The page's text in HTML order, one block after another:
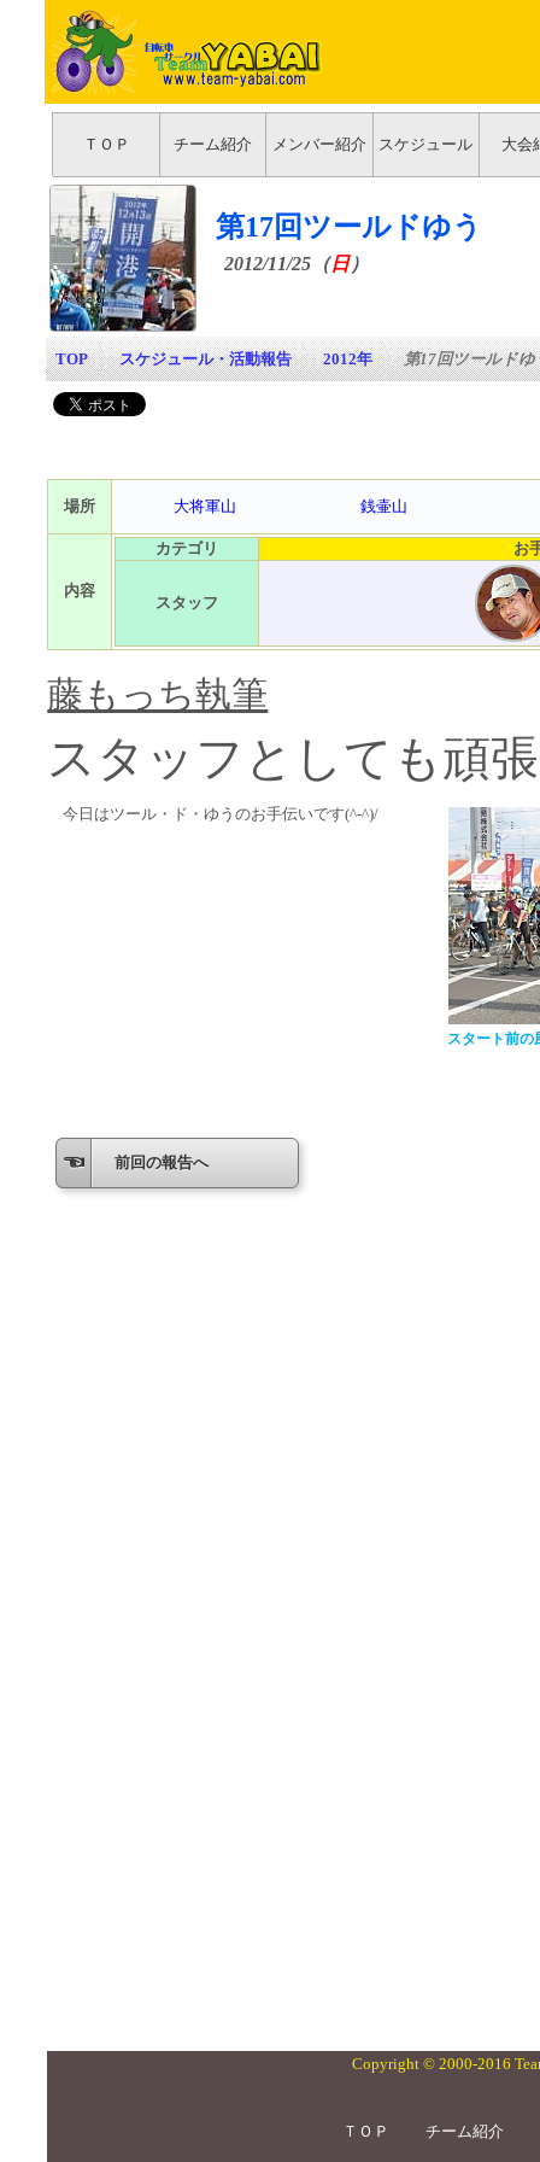
ＴＯＰ チーム紹介 メンバー紹介 スケジュール 大会
第17回ツールドゆう
2012/11/25（日）
TOP >スケジュール・活動報告 >2012年 >第17回ツールドゆ
場所 大将軍山 銭壷山
内容
カテゴリ お
スタッフ
藤もっち執筆
スタッフとしても頑
スタート前
今日はツール・ド・ゆうのお手伝いです(^-^)/
前回の報告へ
Copyright © 2000-2016
ＴＯＰ チーム紹介